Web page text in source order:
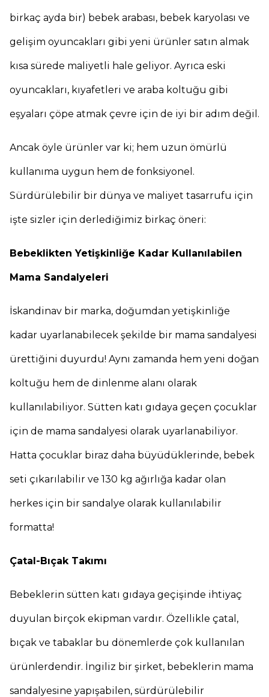
birkaç ayda bir) bebek arabası, bebek karyolası ve
gelişim oyuncakları gibi yeni ürünler satın almak
kısa sürede maliyetli hale geliyor. Ayrıca eski
oyuncakları, kıyafetleri ve araba koltuğu gibi
eşyaları çöpe atmak çevre için de iyi bir adım değil.
Ancak öyle ürünler var ki; hem uzun ömürlü
kullanıma uygun hem de fonksiyonel.
Sürdürülebilir bir dünya ve maliyet tasarrufu için
işte sizler için derlediğimiz birkaç öneri:
Bebeklikten Yetişkinliğe Kadar Kullanılabilen
Mama Sandalyeleri
İskandinav bir marka, doğumdan yetişkinliğe
kadar uyarlanabilecek şekilde bir mama sandalyesi
ürettiğini duyurdu! Aynı zamanda hem yeni doğan
koltuğu hem de dinlenme alanı olarak
kullanılabiliyor. Sütten katı gıdaya geçen çocuklar
için de mama sandalyesi olarak uyarlanabiliyor.
Hatta çocuklar biraz daha büyüdüklerinde, bebek
seti çıkarılabilir ve 130 kg ağırlığa kadar olan
herkes için bir sandalye olarak kullanılabilir
formatta!
Çatal-Bıçak Takımı
Bebeklerin sütten katı gıdaya geçişinde ihtiyaç
duyulan birçok ekipman vardır. Özellikle çatal,
bıçak ve tabaklar bu dönemlerde çok kullanılan
ürünlerdendir. İngiliz bir şirket, bebeklerin mama
sandalyesine yapışabilen, sürdürülebilir